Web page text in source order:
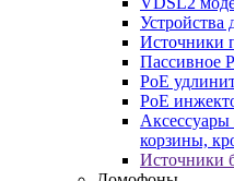
Устройства
Источники
Пассивное
PoE
PoE
Аксессуары
корзины,
Источники